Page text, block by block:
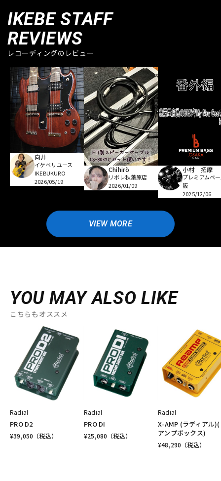
IKEBE STAFF
REVIEWS
レコーディングのレビュー
向井
イケベリユース
IKEBUKURO
2026/05/19
Chihirö
リボレ秋葉原店
2026/01/09
小村 拓摩
プレミアムベ
阪
2025/12/06
VIEW MORE
YOU MAY ALSO LIKE
こちらもオススメ
Radial
PRO D2
¥39,050 （税込）
Radial
PRO DI
¥25,080 （税込）
Radial
X-AMP (ラディアル
アンプボックス)
¥48,290 （税込）